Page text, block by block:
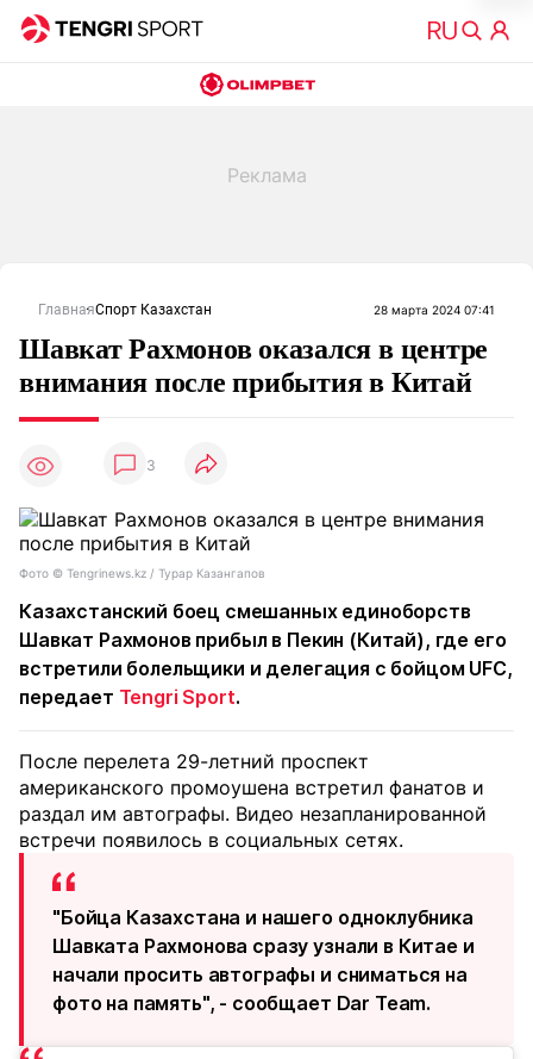
ГлавнаяСпорт Казахстан 28 марта 2024 07:41
Шавкат Рахмонов оказался в центре
внимания после прибытия в Китай
3
Фото ©️ Tengrinews.kz / Турар Казангапов
Казахстанский боец смешанных единоборств
Шавкат Рахмонов прибыл в Пекин (Китай), где его
встретили болельщики и делегация с бойцом UFC,
передает Tengri Sport.
После перелета 29-летний проспект
американского промоушена встретил фанатов и
раздал им автографы. Видео незапланированной
встречи появилось в социальных сетях.
"Бойца Казахстана и нашего одноклубника
Шавката Рахмонова сразу узнали в Китае и
начали просить автографы и сниматься на
фото на память", - сообщает Dar Team.